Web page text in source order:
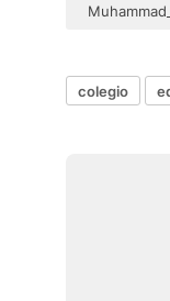
colegio